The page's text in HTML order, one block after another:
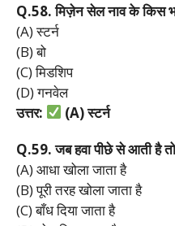
Q.58.मिज़ेनसेलनावकेकिस
(A) स्टर्न
(B) बो
(C) मिडशिप
(D) गनवेल
उत्तर:
(A)स्टर्न
Q.59.जबहवापीछेसेआतीहै
(A) आधा खोला जाता है
(B) पूरी तरह खोला जाता है
(C) बाँध दिया जाता है